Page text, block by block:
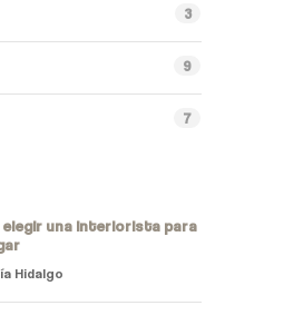
3
9
7
elegir una interiorista para
Hidalgo